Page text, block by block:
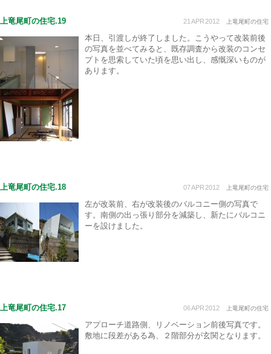
21 APR 2012 上竜尾町の住宅
上竜尾町の住宅.19
本日、引渡しが終了しました。こうやって改装前後
の写真を並べてみると、既存調査から改装のコンセ
プトを思索していた頃を思い出し、感慨深いものが
あります。
07APR 2012 上竜尾町の住宅
上竜尾町の住宅.18
左が改装前、右が改装後のバルコニー側の写真で
す。南側の出っ張り部分を減築し、新たにバルコニ
ーを設けました。
06APR 2012 上竜尾町の住宅
上竜尾町の住宅.17
アプローチ道路側、リノベーション前後写真です。
敷地に段差がある為、２階部分が玄関となります。